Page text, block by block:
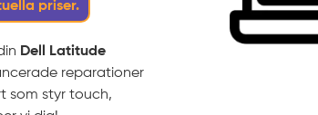
priser.
Dell Latitude
reparationer
som styr touch,